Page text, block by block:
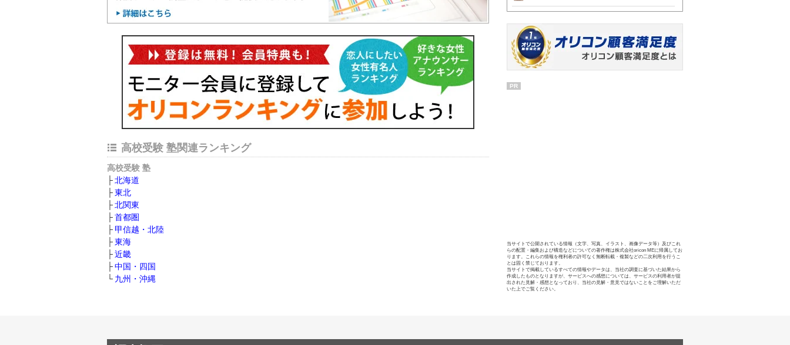
高校受験 塾関連ランキング
高校受験 塾
北海道
東北
北関東
首都圏
甲信越・北陸
東海
近畿
中国・四国
九州・沖縄
PR
当サイトで公開されている情報（文字、写真、イラスト、画像データ等）及びこれ
らの配置・編集および構造などについての著作権は株式会社oricon MEに帰属してお
ります。これらの情報を権利者の許可なく無断転載・複製などの二次利用を行うこ
とは固く禁じております。
当サイトで掲載しているすべての情報やデータは、当社の調査に基づいた結果から
作成したものとなりますが、サービスへの感想については、サービスの利用者が提
出された見解・感想となっており、当社の見解・意見ではないことをご理解いただ
いた上でご覧ください。